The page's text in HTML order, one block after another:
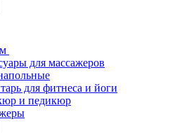
для массажеров
для фитнеса и йоги
и педикюр